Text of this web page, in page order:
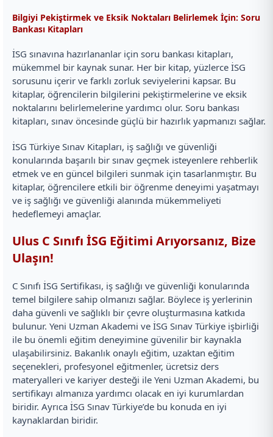
Bilgiyi Pekiştirmek ve Eksik Noktaları Belirlemek İçin: Soru
Bankası Kitapları
İSG sınavına hazırlananlar için soru bankası kitapları,
mükemmel bir kaynak sunar. Her bir kitap, yüzlerce İSG
sorusunu içerir ve farklı zorluk seviyelerini kapsar. Bu
kitaplar, öğrencilerin bilgilerini pekiştirmelerine ve eksik
noktalarını belirlemelerine yardımcı olur. Soru bankası
kitapları, sınav öncesinde güçlü bir hazırlık yapmanızı sağlar.
İSG Türkiye Sınav Kitapları, iş sağlığı ve güvenliği
konularında başarılı bir sınav geçmek isteyenlere rehberlik
etmek ve en güncel bilgileri sunmak için tasarlanmıştır. Bu
kitaplar, öğrencilere etkili bir öğrenme deneyimi yaşatmayı
ve iş sağlığı ve güvenliği alanında mükemmeliyeti
hedeflemeyi amaçlar.
Ulus C Sınıfı İSG Eğitimi Arıyorsanız, Bize
Ulaşın!
C Sınıfı İSG Sertifikası, iş sağlığı ve güvenliği konularında
temel bilgilere sahip olmanızı sağlar. Böylece iş yerlerinin
daha güvenli ve sağlıklı bir çevre oluşturmasına katkıda
bulunur. Yeni Uzman Akademi ve İSG Sınav Türkiye işbirliği
ile bu önemli eğitim deneyimine güvenilir bir kaynakla
ulaşabilirsiniz. Bakanlık onaylı eğitim, uzaktan eğitim
seçenekleri, profesyonel eğitmenler, ücretsiz ders
materyalleri ve kariyer desteği ile Yeni Uzman Akademi, bu
sertifikayı almanıza yardımcı olacak en iyi kurumlardan
biridir. Ayrıca İSG Sınav Türkiye’de bu konuda en iyi
kaynaklardan biridir.